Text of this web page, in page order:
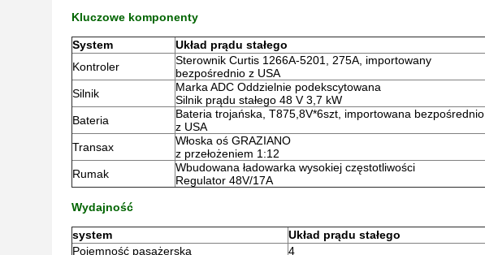
Kluczowe komponenty
System Układ prądu stałego
Kontroler
Sterownik Curtis 1266A-5201, 275A, importowany
bezpośrednio z USA
Silnik
Marka ADC Oddzielnie podekscytowana
Silnik prądu stałego 48 V 3,7 kW
Bateria
Bateria trojańska, T875,8V*6szt, importowana bezpośrednio
z USA
Transax
Włoska oś GRAZIANO
z przełożeniem 1:12
Rumak
Wbudowana ładowarka wysokiej częstotliwości
Regulator 48V/17A
Wydajność
system Układ prądu stałego
Pojemność pasażerska
4